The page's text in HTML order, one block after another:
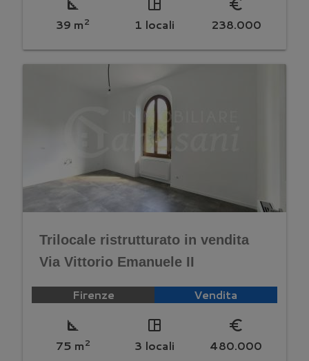
square_foot
39 m2
space_dashboard
1 locali
euro_symbol
238.000
Trilocale ristrutturato in vendita
Via Vittorio Emanuele II
Firenze Vendita
square_foot
75 m2
space_dashboard
3 locali
euro_symbol
480.000